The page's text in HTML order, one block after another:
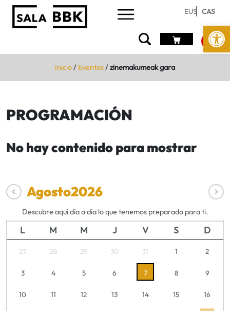
Abrir
EUS CAS
Inicio/ Eventos/zinemakumeak gara
PROGRAMACIÓN
No hay contenido para mostrar
Agosto2026
Descubre aquí día a día lo que tenemos preparado para ti.
L M M J V S D
27 28 29 30 31 1 2
3 4 5 6 7 8 9
10 11 12 13 14 15 16